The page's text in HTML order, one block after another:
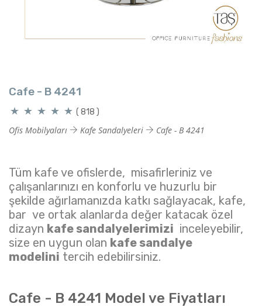
Cafe - B 4241
( 818 )
Ofis Mobilyaları Kafe Sandalyeleri Cafe - B 4241
Tüm kafe ve ofislerde, misafirleriniz ve
çalışanlarınızı en konforlu ve huzurlu bir
şekilde ağırlamanızda katkı sağlayacak, kafe,
bar ve ortak alanlarda değer katacak özel
dizayn kafe sandalyelerimizi inceleyebilir,
size en uygun olan kafe sandalye
modelini tercih edebilirsiniz.
Cafe - B 4241 Model ve Fiyatları